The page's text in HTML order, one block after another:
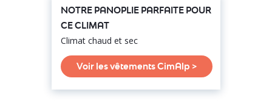
NOTRE PANOPLIE PARFAITE POUR
CE CLIMAT
Climat chaud et sec
Voir les vêtements CimAlp >